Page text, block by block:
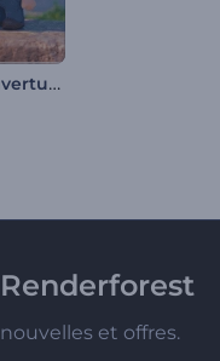
Générique d'ouverture du dessin animé pour la Saint-Valentin
et offres.